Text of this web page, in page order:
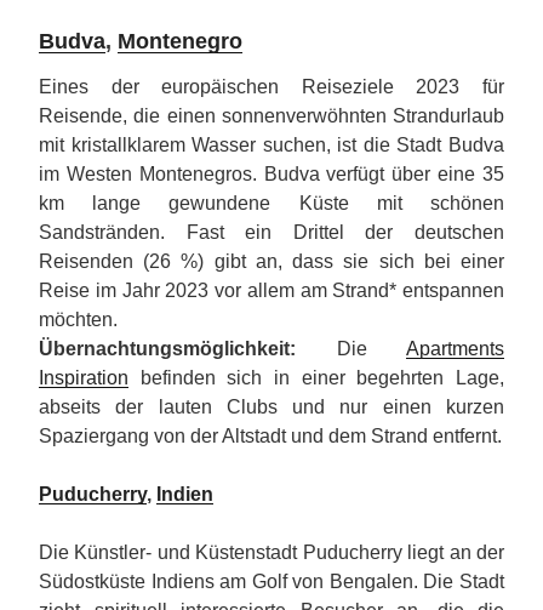
Budva, Montenegro
Eines der europäischen Reiseziele 2023 für
Reisende, die einen sonnenverwöhnten Strandurlaub
mit kristallklarem Wasser suchen, ist die Stadt Budva
im Westen Montenegros. Budva verfügt über eine 35
km lange gewundene Küste mit schönen
Sandstränden. Fast ein Drittel der deutschen
Reisenden (26 %) gibt an, dass sie sich bei einer
Reise im Jahr 2023 vor allem am Strand* entspannen
möchten.
Übernachtungsmöglichkeit: Die Apartments
Inspiration befinden sich in einer begehrten Lage,
abseits der lauten Clubs und nur einen kurzen
Spaziergang von der Altstadt und dem Strand entfernt.
Puducherry, Indien
Die Künstler- und Küstenstadt Puducherry liegt an der
Südostküste Indiens am Golf von Bengalen. Die Stadt